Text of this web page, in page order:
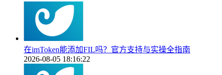
在imToken能添加FIL吗？官方支持与实操全指南
2026-08-05 18:16:22